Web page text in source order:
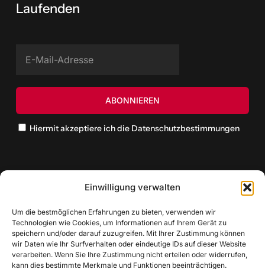
Einwilligung verwalten
Um die bestmöglichen Erfahrungen zu bieten, verwenden wir
Technologien wie Cookies, um Informationen auf Ihrem Gerät zu
speichern und/oder darauf zuzugreifen. Mit Ihrer Zustimmung können
wir Daten wie Ihr Surfverhalten oder eindeutige IDs auf dieser Website
verarbeiten. Wenn Sie Ihre Zustimmung nicht erteilen oder widerrufen,
kann dies bestimmte Merkmale und Funktionen beeinträchtigen.
Laufenden
Hiermit akzeptiere ich die Datenschutzbestimmungen